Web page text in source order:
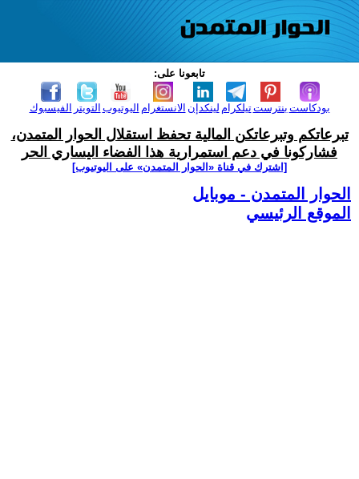
تابعونا على:
الفيسبوك التويتر اليوتيوب الانستغرام لينكدإن تيلكرامبنترست بودكاست
تبرعاتكم وتبرعاتكن المالية تحفظ استقلال الحوار المتمدن،
فشاركونا في دعم استمرارية هذا الفضاء اليساري الحر
[اشترك في قناة ‫«الحوار المتمدن» على اليوتيوب]
الحوار المتمدن - موبايل
الموقع الرئيسي